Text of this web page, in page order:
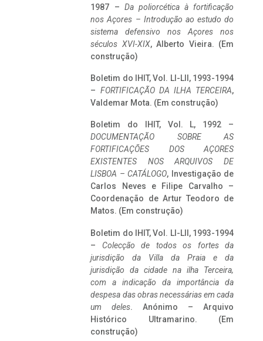
1987 – Da poliorcética à fortificação
nos Açores – Introdução ao estudo do
sistema defensivo nos Açores nos
séculos XVI-XIX, Alberto Vieira. (Em
construção)
Boletim do IHIT, Vol. LI-LII, 1993-1994
– FORTIFICAÇÃO DA ILHA TERCEIRA,
Valdemar Mota. (Em construção)
Boletim do IHIT, Vol. L, 1992 –
DOCUMENTAÇÃO SOBRE AS
FORTIFICAÇÕES DOS AÇORES
EXISTENTES NOS ARQUIVOS DE
LISBOA – CATÁLOGO, Investigação de
Carlos Neves e Filipe Carvalho –
Coordenação de Artur Teodoro de
Matos. (Em construção)
Boletim do IHIT, Vol. LI-LII, 1993-1994
– Colecção de todos os fortes da
jurisdição da Villa da Praia e da
jurisdição da cidade na ilha Terceira,
com a indicação da importância da
despesa das obras necessárias em cada
um deles. Anónimo – Arquivo
Histórico Ultramarino. (Em
construção)